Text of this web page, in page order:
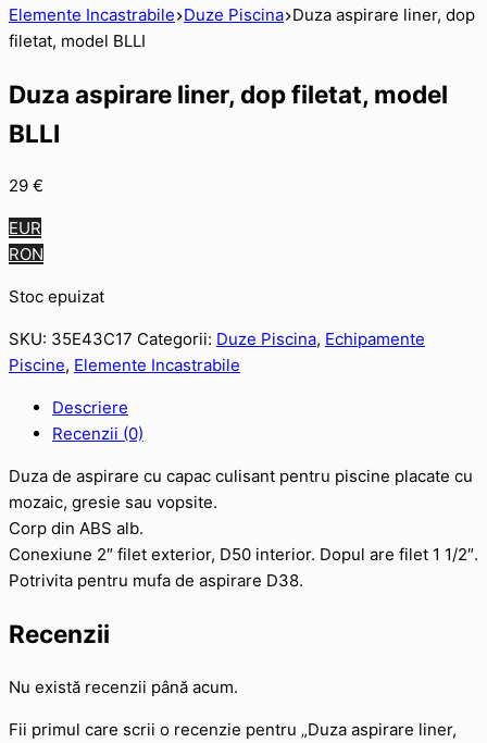
Elemente Incastrabile Duze Piscina Duza aspirare liner, dop
filetat, model BLLI
Duza aspirare liner, dop filetat, model
BLLI
29 €
EUR
RON
Stoc epuizat
SKU: 35E43C17 Categorii: Duze Piscina, Echipamente
Piscine, Elemente Incastrabile
Descriere
Recenzii (0)
Duza de aspirare cu capac culisant pentru piscine placate cu
mozaic, gresie sau vopsite.
Corp din ABS alb.
Conexiune 2″ filet exterior, D50 interior. Dopul are filet 1 1/2″.
Potrivita pentru mufa de aspirare D38.
Recenzii
Nu există recenzii până acum.
Fii primul care scrii o recenzie pentru „Duza aspirare liner,